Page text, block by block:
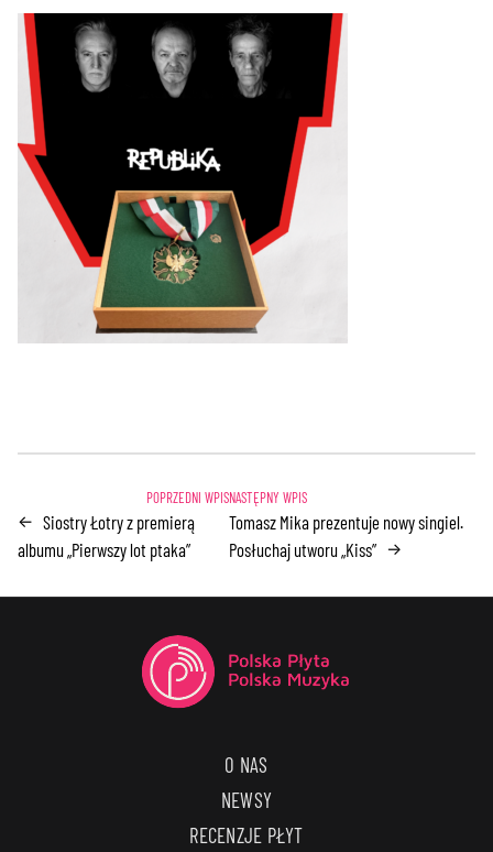
← Siostry Łotry z premierą
albumu „Pierwszy lot ptaka”
Tomasz Mika prezentuje nowy singiel.
Posłuchaj utworu „Kiss” →
O NAS
NEWSY
RECENZJE PŁYT